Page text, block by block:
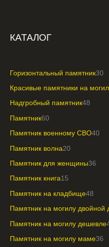
КАТАЛОГ
Горизонтальный памятник30
Красивые памятники на
Надгробный памятник48
Памятник60
Памятник военному СВО40
Памятник волна20
Памятник для женщины36
Памятник книга15
Памятник на кладбище48
Памятник на могилу двойной
Памятник на могилу дешевле
Памятник на могилу маме36